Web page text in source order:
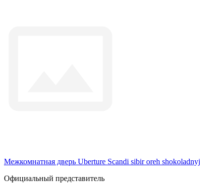
Межкомнатная дверь Uberture Scandi sibir oreh shokoladnyj
Официальный представитель